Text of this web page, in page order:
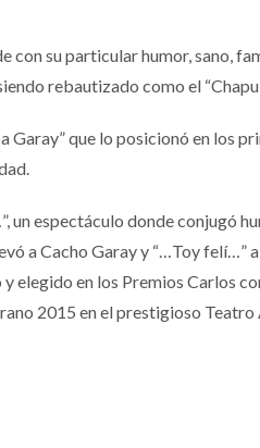
su particular humor, sano,
rebautizado como el
que lo posicionó en los
espectáculo donde conjugó
a Cacho Garay y “…Toy felí…”
elegido en los Premios Carlos
2015 en el prestigioso